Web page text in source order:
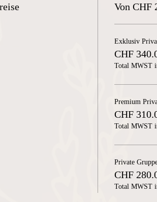
Von CHF
Exklusiv
CHF
Total MWST
Premium
CHF
Total MWST
Private
CHF
Total MWST